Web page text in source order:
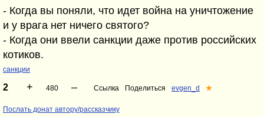
- Когда вы поняли, что идет война на уничтожение
и у врага нет ничего святого?
- Когда они ввели санкции даже против российских
котиков.
санкции
2 + 480 – Ссылка Поделиться evgen_d ★
Послать донат автору/рассказчику